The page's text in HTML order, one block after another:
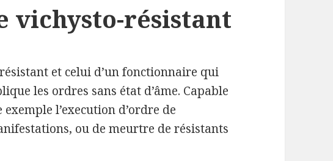
vichysto-résistant
et celui d’un fonctionnaire qui
les ordres sans état d’âme. Capable
l’execution d’ordre de
ou de meurtre de résistants